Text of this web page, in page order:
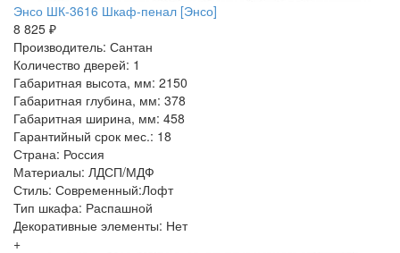
Энсо ШК-3616 Шкаф-пенал [Энсо]
8 825 ₽
Производитель: Сантан
Количество дверей: 1
Габаритная высота, мм: 2150
Габаритная глубина, мм: 378
Габаритная ширина, мм: 458
Гарантийный срок мес.: 18
Страна: Россия
Материалы: ЛДСП/МДФ
Стиль: Современный:Лофт
Тип шкафа: Распашной
Декоративные элементы: Нет
+